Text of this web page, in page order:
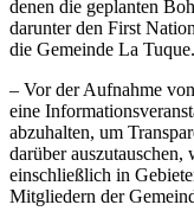
denen die geplanten
darunter den First
die Gemeinde La Tuque.
– Vor der Aufnahme
eine
abzuhalten, um
darüber
einschließlich in
Mitgliedern der